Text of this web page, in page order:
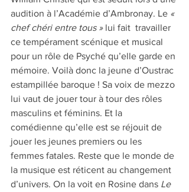
audition à l’Académie d’Ambronay. Le «
chef chéri entre tous » lui fait  travailler
ce tempérament scénique et musical
pour un rôle de Psyché qu’elle garde en
mémoire. Voilà donc la jeune d’Oustrac
estampillée baroque ! Sa voix de mezzo
lui vaut de jouer tour à tour des rôles
masculins et féminins. Et la
comédienne qu’elle est se réjouit de
jouer les jeunes premiers ou les
femmes fatales. Reste que le monde de
la musique est réticent au changement
d’univers. On la voit en Rosine dans Le